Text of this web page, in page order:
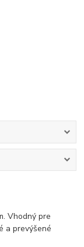
Vhodný pre
a prevýšené